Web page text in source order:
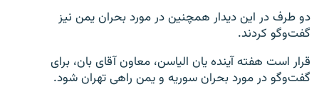
زبان‌های دیگر
دو طرف در این دیدار همچنین در مورد بحران یمن نیز
گفت‌وگو کردند.
قرار است هفته آینده یان الیاسن، معاون آقای بان، برای
گفت‌وگو در مورد بحران سوریه و یمن راهی تهران شود.